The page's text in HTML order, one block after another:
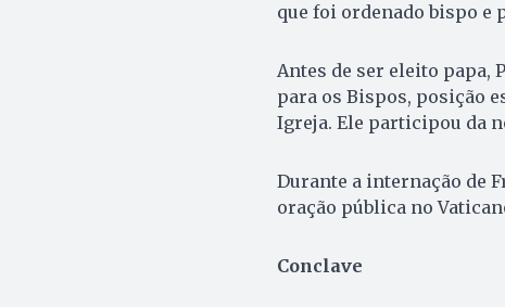
que foi ordenado bispo e
Antes de ser eleito papa,
para os Bispos, posição
Igreja. Ele participou da
Durante a internação de
oração pública no
Conclave